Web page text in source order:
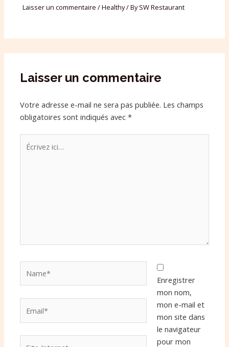
Laisser un commentaire /Healthy/ BySW Restaurant
Laisser un commentaire
Votre adresse e-mail ne sera pas publiée. Les champs
obligatoires sont indiqués avec*
ici…
Enregistrer
mon nom,
mon e-mail et
mon site dans
le navigateur
pour mon